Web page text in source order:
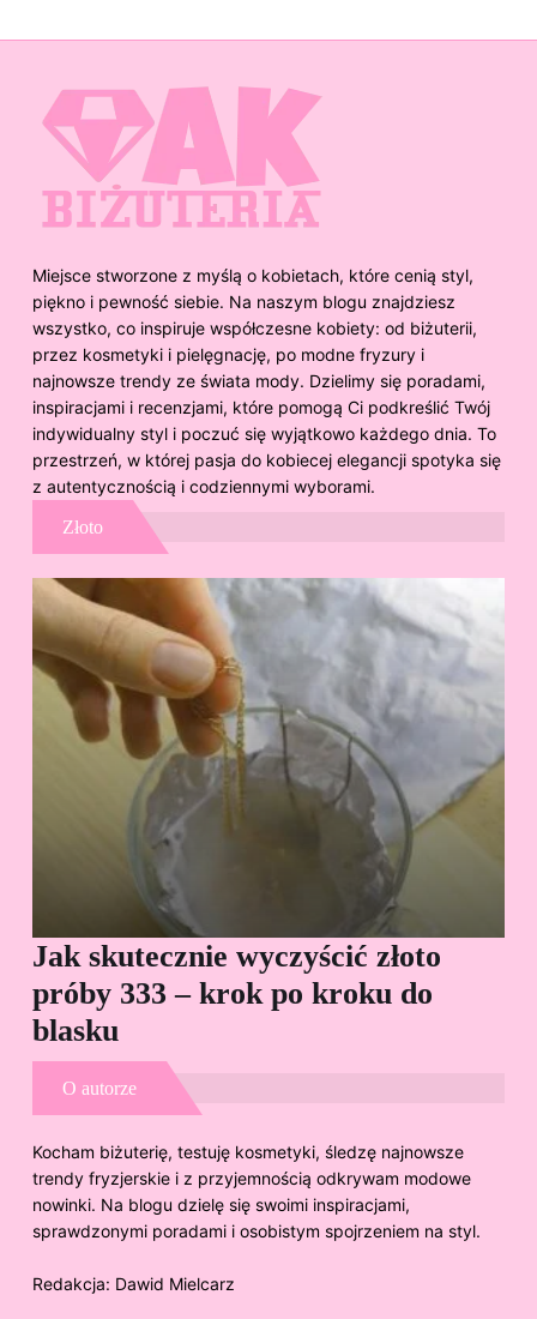
Miejsce stworzone z myślą o kobietach, które cenią styl,
piękno i pewność siebie. Na naszym blogu znajdziesz
wszystko, co inspiruje współczesne kobiety: od biżuterii,
przez kosmetyki i pielęgnację, po modne fryzury i
najnowsze trendy ze świata mody. Dzielimy się poradami,
inspiracjami i recenzjami, które pomogą Ci podkreślić Twój
indywidualny styl i poczuć się wyjątkowo każdego dnia. To
przestrzeń, w której pasja do kobiecej elegancji spotyka się
z autentycznością i codziennymi wyborami.
Złoto
Jak skutecznie wyczyścić złoto
próby 333 – krok po kroku do
blasku
O autorze
Kocham biżuterię, testuję kosmetyki, śledzę najnowsze
trendy fryzjerskie i z przyjemnością odkrywam modowe
nowinki. Na blogu dzielę się swoimi inspiracjami,
sprawdzonymi poradami i osobistym spojrzeniem na styl.
Redakcja: Dawid Mielcarz